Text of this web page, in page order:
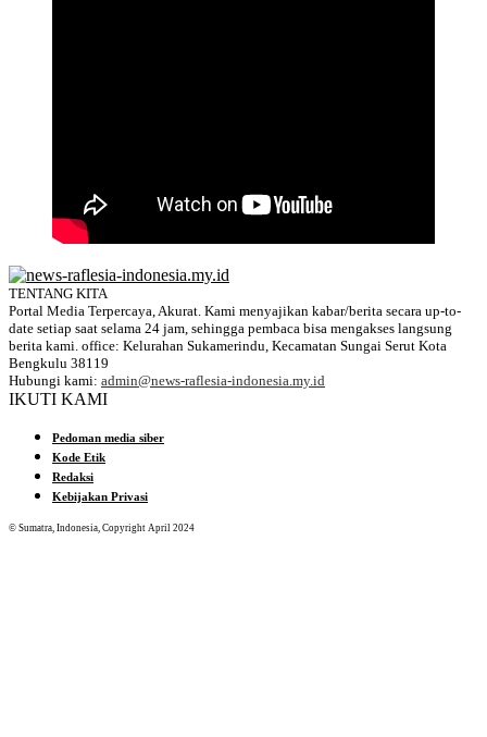
TENTANG KITA
Portal Media Terpercaya, Akurat. Kami menyajikan kabar/berita secara up-to-
date setiap saat selama 24 jam, sehingga pembaca bisa mengakses langsung
berita kami. office: Kelurahan Sukamerindu, Kecamatan Sungai Serut Kota
Bengkulu 38119
Hubungi kami: admin@news-raflesia-indonesia.my.id
IKUTI KAMI
Pedoman media siber
Kode Etik
Redaksi
Kebijakan Privasi
© Sumatra, Indonesia, Copyright April 2024